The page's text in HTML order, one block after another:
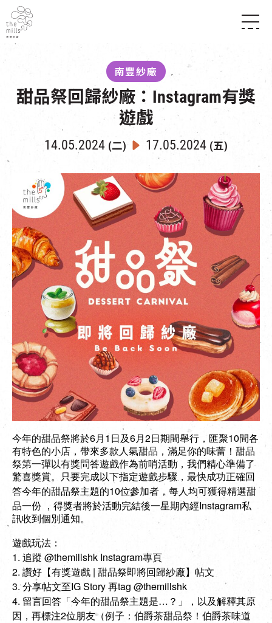
媒體中心
南豐店堂
商店
活動場地
所有活動
世界之約
導賞團
走進南豐紗廠
CHAT六廠
南豐作坊
其他體驗
到訪我們
開放時間及位置
穿梭巴士服務
停車場
NF TOUCH
EN
南豐紗廠
甜品祭回歸紗廠：Instagram有獎
遊戲
14.05.2024 (二) 17.05.2024 (五)
今年的甜品祭將於6月 1 日及6月 2日期間舉行，匯聚10間各
有特色的小店，帶來多款人氣甜品，滿足你的味蕾！甜品
祭第一彈以有獎問答遊戲作為前哨活動，我們精心準備了
驚喜獎賞。只要完成以下指定遊戲步驟，最快成功正確回
答今年的甜品祭主題的10位參加者，每人均可獲得精選甜
品一份 ，得獎者將於活動完結後一星期內經Instagram私
訊收到個別通知。
遊戲玩法：
1. 追蹤 @themillshk Instagram專頁
2. 讚好【有獎遊戲 | 甜品祭即將回歸紗廠】帖文
3. 分享帖文至IG Story 再tag @themillshk
4. 留言回答「今年的甜品祭主題是… ？」，以及解釋其原
因，再標注2位朋友（例子：伯爵茶甜品祭！伯爵茶味道